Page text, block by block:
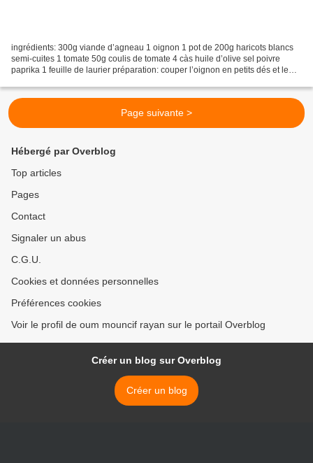
ingrédients: 300g viande d’agneau 1 oignon 1 pot de 200g haricots blancs
semi-cuites 1 tomate 50g coulis de tomate 4 càs huile d’olive sel poivre
paprika 1 feuille de laurier préparation: couper l’oignon en petits dés et le
Page suivante >
Hébergé par Overblog
Top articles
Pages
Contact
Signaler un abus
C.G.U.
Cookies et données personnelles
Préférences cookies
Voir le profil de oum mouncif rayan sur le portail Overblog
Créer un blog sur Overblog
Créer un blog